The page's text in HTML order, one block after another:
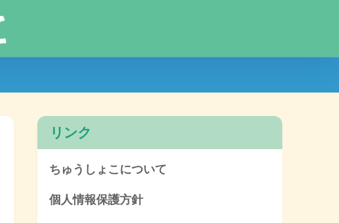
リンク
ちゅうしょこについて
個人情報保護方針